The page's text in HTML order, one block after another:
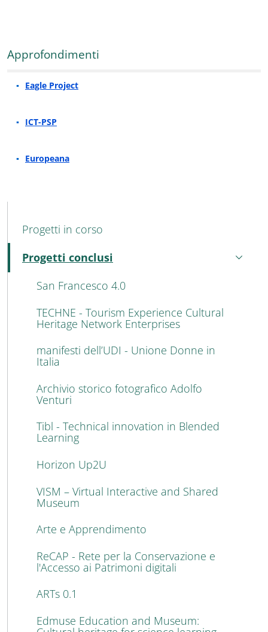
Approfondimenti
Eagle Project
ICT-PSP
Europeana
MENU CEV SECOND NAVIGATION
Progetti in corso
Progetti conclusi
Attivo
San Francesco 4.0
TECHNE - Tourism Experience Cultural
Heritage Network Enterprises
manifesti dell’UDI - Unione Donne in
Italia
Archivio storico fotografico Adolfo
Venturi
Tibl - Technical innovation in Blended
Learning
Horizon Up2U
VISM – Virtual Interactive and Shared
Museum
Arte e Apprendimento
ReCAP - Rete per la Conservazione e
l'Accesso ai Patrimoni digitali
ARTs 0.1
Edmuse Education and Museum: